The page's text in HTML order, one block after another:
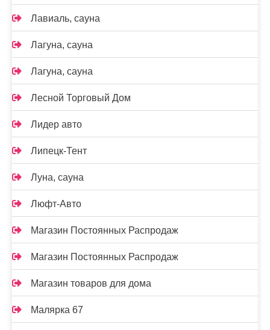
Лавиаль, сауна
Лагуна, сауна
Лагуна, сауна
Лесной Торговый Дом
Лидер авто
Липецк-Тент
Луна, сауна
Люфт-Авто
Магазин Постоянных Распродаж
Магазин Постоянных Распродаж
Магазин товаров для дома
Малярка 67